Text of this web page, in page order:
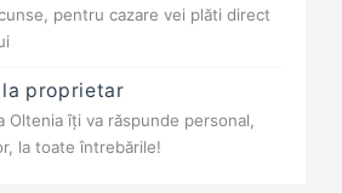
pentru cazare vei plăti direct
proprietar
Oltenia îți va răspunde personal,
la toate întrebările!